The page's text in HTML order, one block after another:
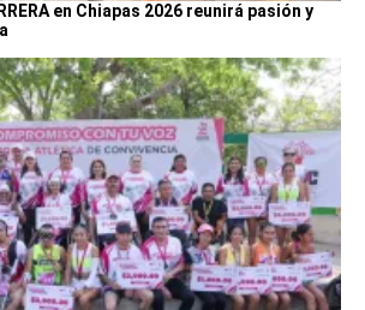
en Chiapas 2026 reunirá pasión y